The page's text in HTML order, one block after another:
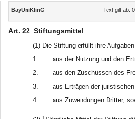
Inhalt
BayUniKlinG Text gilt ab:
Art. 22 Stiftungsmittel
(1) Die Stiftung erfüllt ihre Aufgaben
1.
aus der Nutzung und den
2.
aus den Zuschüssen des
3.
aus Erträgen der
4.
aus Zuwendungen Dritter,
1